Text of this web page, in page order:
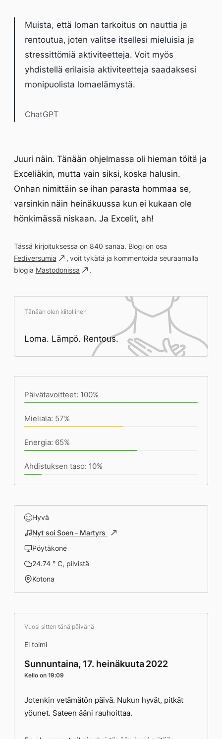
Muista, että loman tarkoitus on nauttia ja
rentoutua, joten valitse itsellesi mieluisia ja
stressittömiä aktiviteetteja. Voit myös
yhdistellä erilaisia aktiviteetteja saadaksesi
monipuolista lomaelämystä.
ChatGPT
Juuri näin. Tänään ohjelmassa oli hieman töitä ja
Exceliäkin, mutta vain siksi, koska halusin.
Onhan nimittäin se ihan parasta hommaa se,
varsinkin näin heinäkuussa kun ei kukaan ole
hönkimässä niskaan. Ja Excelit, ah!
Tässä kirjoituksessa on 840 sanaa. Blogi on osa
Fediversumia
, voit tykätä ja kommentoida seuraamalla
blogia Mastodonissa .
Tänään olen kiitollinen
Loma. Lämpö. Rentous.
Päivätavoitteet: 100%
Mieliala: 57%
Energia: 65%
Ahdistuksen taso: 10%
Hyvä
Nyt soi Soen - Martyrs
Pöytäkone
24.74 ° C, pilvistä
Kotona
Vuosi sitten tänä päivänä
Ei toimi
Sunnuntaina, 17. heinäkuuta 2022
Kello on 19:09
Jotenkin vetämätön päivä. Nukun hyvät, pitkät
yöunet. Sateen ääni rauhoittaa.